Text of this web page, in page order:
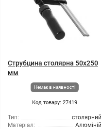
Струбцина столярна 50x250
мм
Немає в наявності
Код товару: 27419
Тип:
столярний
Матеріал:
Алюміній